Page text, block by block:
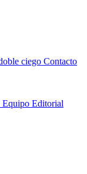
ciego Contacto
Equipo Editorial